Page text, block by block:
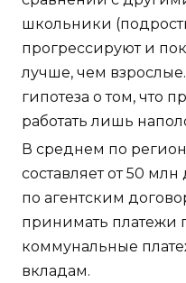
школьники
прогрессируют и
лучше, чем
гипотеза о том, что
работать лишь
В среднем по
составляет от 50
по агентским
принимать платежи
коммунальные
вкладам.